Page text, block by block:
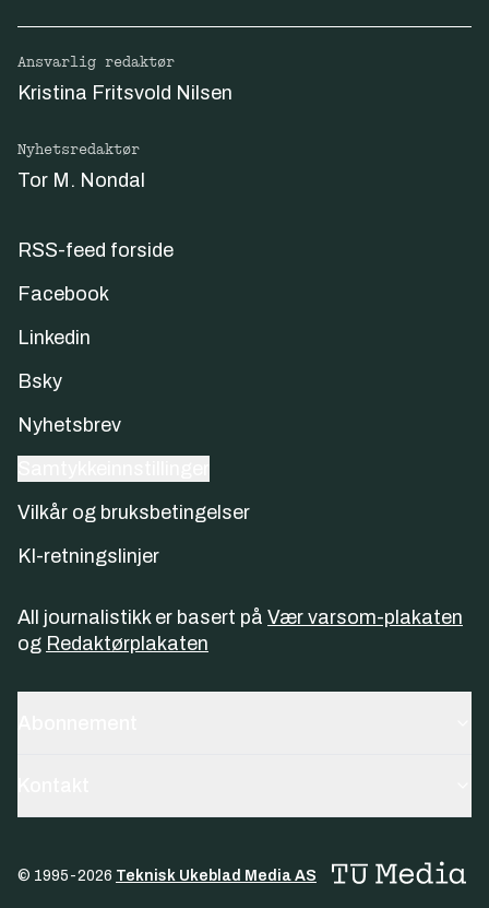
Ansvarlig redaktør
Kristina Fritsvold Nilsen
Nyhetsredaktør
Tor M. Nondal
RSS-feed forside
Facebook
Linkedin
Bsky
Nyhetsbrev
Vilkår og bruksbetingelser
KI-retningslinjer
All journalistikk er basert på Vær varsom-plakaten
og Redaktørplakaten
© 1995-2026 Teknisk Ukeblad Media AS